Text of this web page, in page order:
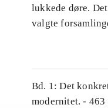
lukkede døre.
valgte
Bd. 1: Det
modernitet. - 463